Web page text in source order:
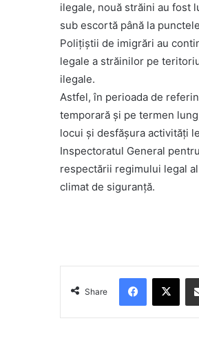
ilegale, nouă străini au fost
sub escortă până la
Polițiștii de imigrări au
legale a străinilor pe
ilegale.
Astfel, în perioada de
temporară și pe termen
locui și desfășura activități
Inspectoratul General
respectării regimului legal
climat de siguranță.
Share